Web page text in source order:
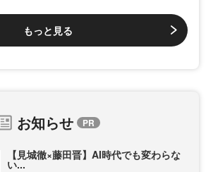
もっと見る
お知らせ
【見城徹×藤田晋】AI時代でも変わらな
い...